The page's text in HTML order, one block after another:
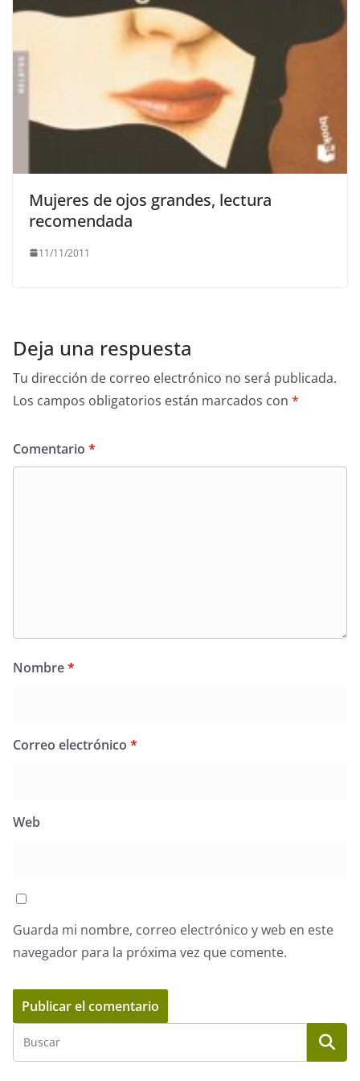
Mujeres de ojos grandes, lectura
recomendada
11/11/2011
Deja una respuesta
Tu dirección de correo electrónico no será publicada.
Los campos obligatorios están marcados con *
Comentario *
Nombre*
Correo electrónico *
Web
Guarda mi nombre, correo electrónico y web en este
navegador para la próxima vez que comente.